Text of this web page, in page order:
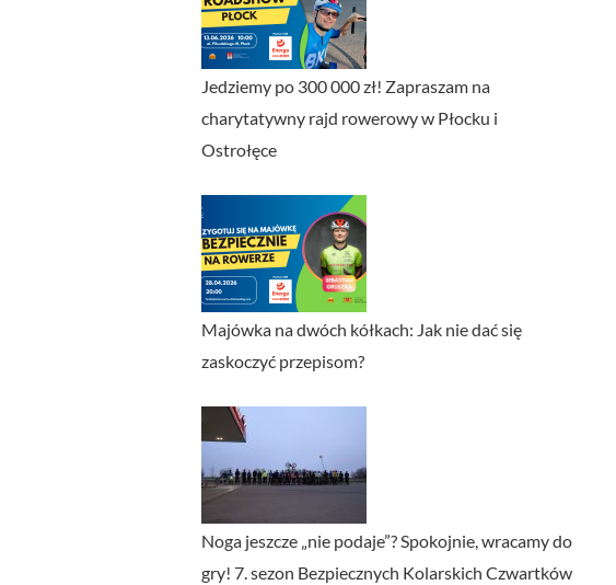
Jedziemy po 300 000 zł! Zapraszam na
charytatywny rajd rowerowy w Płocku i
Ostrołęce
Majówka na dwóch kółkach: Jak nie dać się
zaskoczyć przepisom?
Noga jeszcze „nie podaje”? Spokojnie, wracamy do
gry! 7. sezon Bezpiecznych Kolarskich Czwartków